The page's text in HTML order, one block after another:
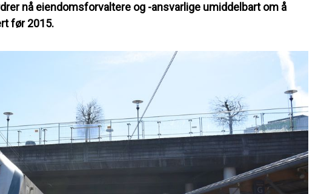
nå eiendomsforvaltere og -ansvarlige umiddelbart om å
før 2015.